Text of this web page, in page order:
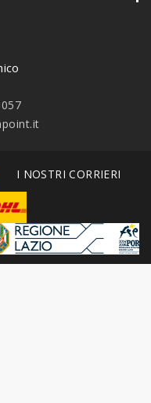
I NOSTRI CORRIERI